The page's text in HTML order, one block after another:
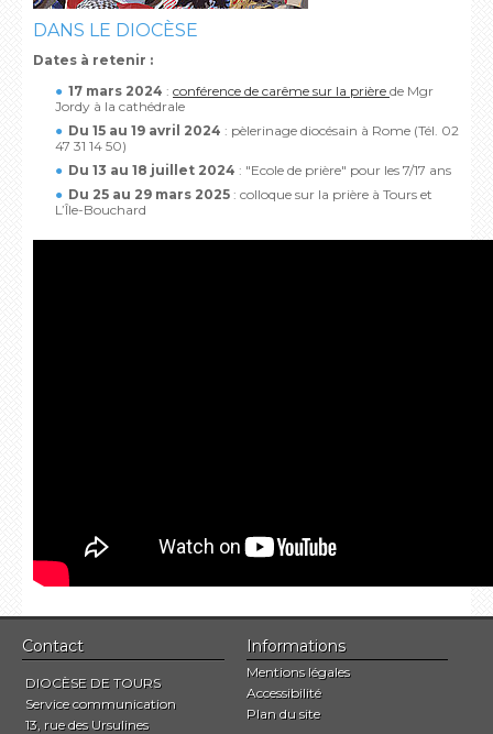
DANS LE DIOCÈSE
Dates à retenir :
17 mars 2024 : conférence de carême sur la prière de Mgr
Jordy à la cathédrale
Du 15 au 19 avril 2024 : pèlerinage diocésain à Rome (Tél. 02
47 31 14 50)
Du 13 au 18 juillet 2024 : "Ecole de prière" pour les 7/17 ans
Du 25 au 29 mars 2025 : colloque sur la prière à Tours et
L’Île-Bouchard
Contact
DIOCÈSE DE TOURS
Service communication
13, rue des Ursulines
Informations
Mentions légales
Accessibilité
Plan du site